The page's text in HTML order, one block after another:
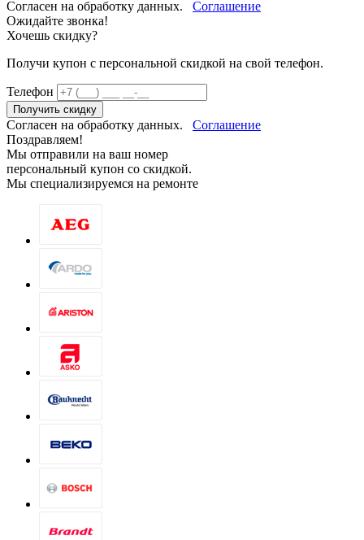
Согласен на обработку данных. Соглашение
Ожидайте звонка!
Хочешь скидку?
Получи купон c персональной скидкой на свой телефон.
Телефон
Получить скидку
Согласен на обработку данных. Соглашение
Поздравляем!
Мы отправили на ваш номер
персональный купон со скидкой.
Мы специализируемся на ремонте